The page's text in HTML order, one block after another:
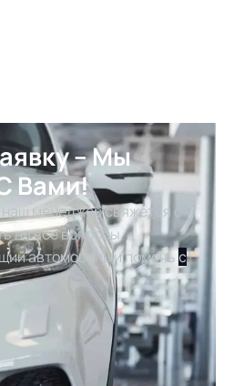
– Мы
Вами!
менеджер свяжется с
на все вопросы,
автомобиль и помочьс